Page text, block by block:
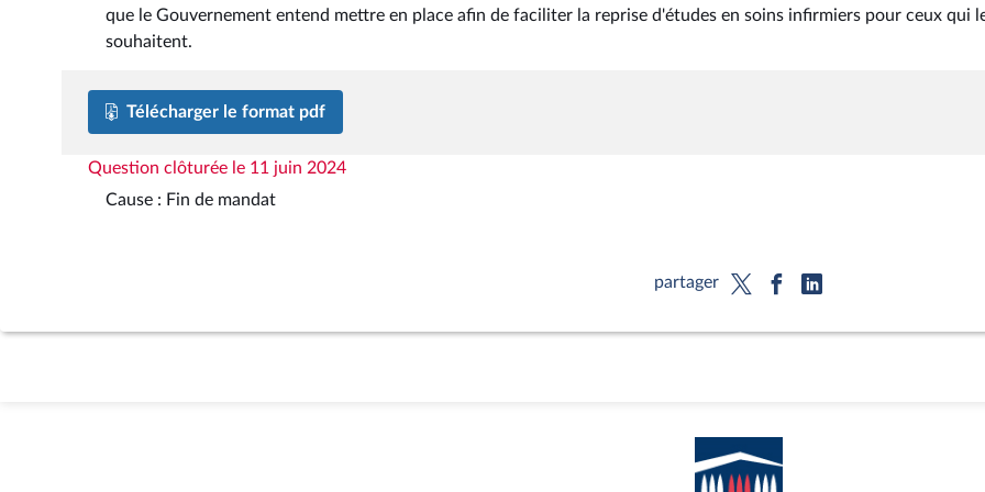
que le Gouvernement entend mettre en place afin de faciliter la reprise d'études en soins infirmiers pour ceux qui
souhaitent.
Télécharger le format pdf
Question clôturée le 11 juin 2024
Cause : Fin de mandat
partager